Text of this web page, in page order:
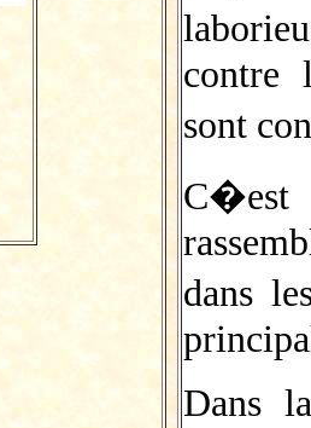
contre
sont
C�est
dans
Dans